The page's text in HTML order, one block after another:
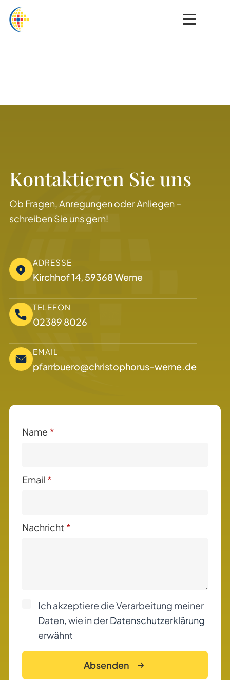
Kontaktieren Sie uns
Ob Fragen, Anregungen oder Anliegen –
schreiben Sie uns gern!
ADRESSE
Kirchhof 14, 59368 Werne
TELEFON
02389 8026
EMAIL
pfarrbuero@christophorus-werne.de
Name *
Email *
Nachricht *
Ich akzeptiere die Verarbeitung meiner
Daten, wie in derDatenschutzerklärung
erwähnt
Absenden